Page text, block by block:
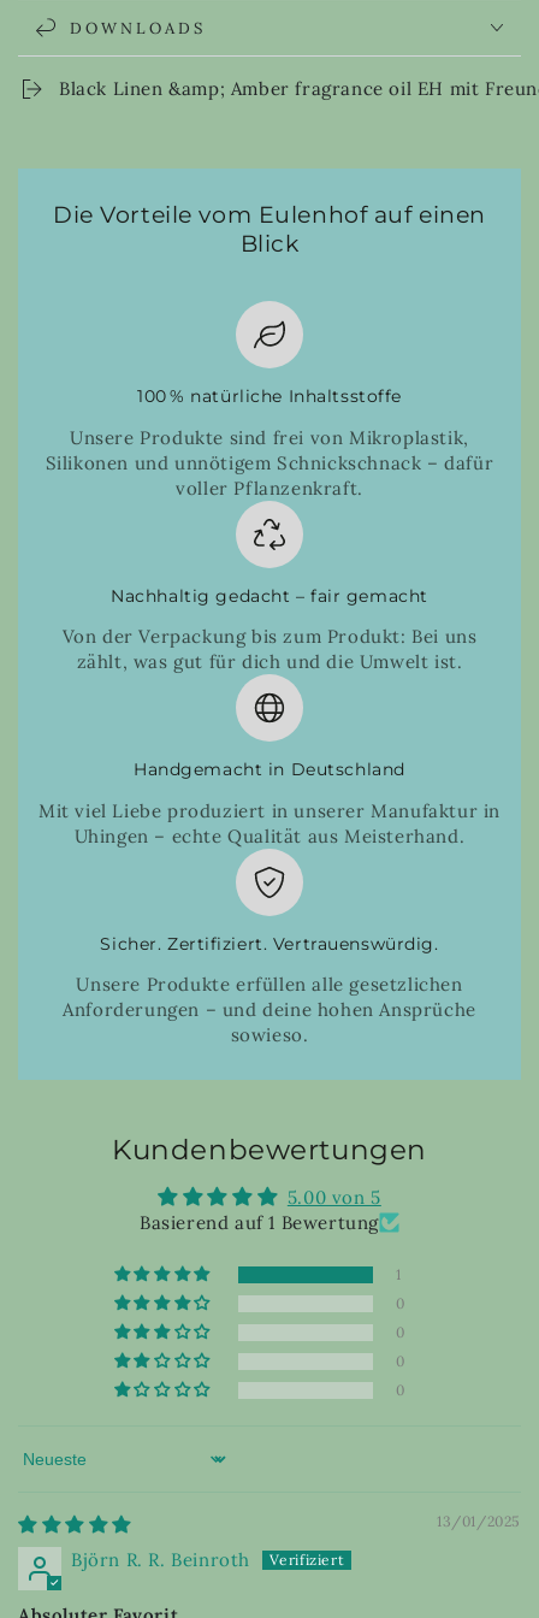
DOWNLOADS
Black Linen &amp; Amber fragrance oil EH mit
Die Vorteile vom Eulenhof auf einen
Blick
100 % natürliche Inhaltsstoffe
Unsere Produkte sind frei von Mikroplastik,
Silikonen und unnötigem Schnickschnack – dafür
voller Pflanzenkraft.
Nachhaltig gedacht – fair gemacht
Von der Verpackung bis zum Produkt: Bei uns
zählt, was gut für dich und die Umwelt ist.
Handgemacht in Deutschland
Mit viel Liebe produziert in unserer Manufaktur in
Uhingen – echte Qualität aus Meisterhand.
Sicher. Zertifiziert. Vertrauenswürdig.
Unsere Produkte erfüllen alle gesetzlichen
Anforderungen – und deine hohen Ansprüche
sowieso.
Kundenbewertungen
5.00 von 5
Basierend auf 1 Bewertung
1
0
0
0
0
Sort by
13/01/2025
Björn R. R. Beinroth